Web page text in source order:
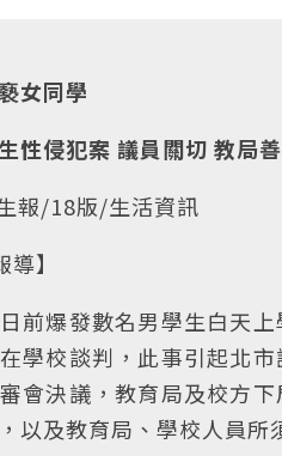
女同學
性侵犯案 議員關切 教局
報/18版/生活資訊
】
前爆發數名男學生白天
學校談判，此事引起北
會決議，教育局及校方
以及教育局、學校人員所